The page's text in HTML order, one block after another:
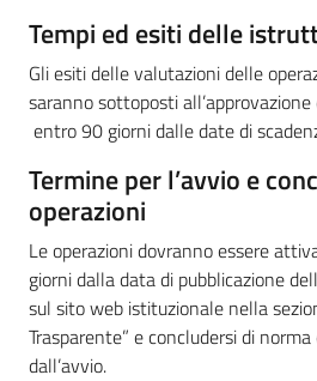
Tempi ed esiti delle
Gli esiti delle valutazioni delle
saranno sottoposti
entro 90 giorni dalle date di
Termine per l’avvio e
operazioni
Le operazioni dovranno essere
giorni dalla data di pubblicazione
sul sito web istituzionale nella
Trasparente” e concludersi di
dall’avvio.